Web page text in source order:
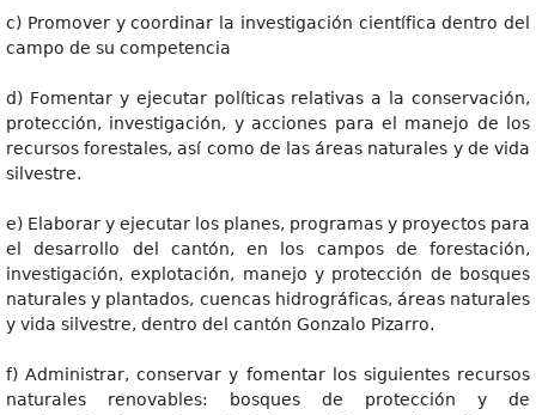
c) Promover y coordinar la investigación científica dentro del
campo de su competencia
d) Fomentar y ejecutar políticas relativas a la conservación,
protección, investigación, y acciones para el manejo de los
recursos forestales, así como de las áreas naturales y de vida
silvestre.
e) Elaborar y ejecutar los planes, programas y proyectos para
el desarrollo del cantón, en los campos de forestación,
investigación, explotación, manejo y protección de bosques
naturales y plantados, cuencas hidrográficas, áreas naturales
y vida silvestre, dentro del cantón Gonzalo Pizarro.
f) Administrar, conservar y fomentar los siguientes recursos
naturales renovables: bosques de protección y de